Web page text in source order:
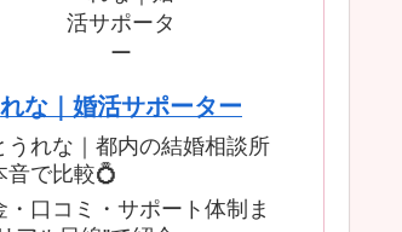
れな｜婚活サポーター
うれな｜都内の結婚相談所
音で比較💍
・口コミ・サポート体制ま